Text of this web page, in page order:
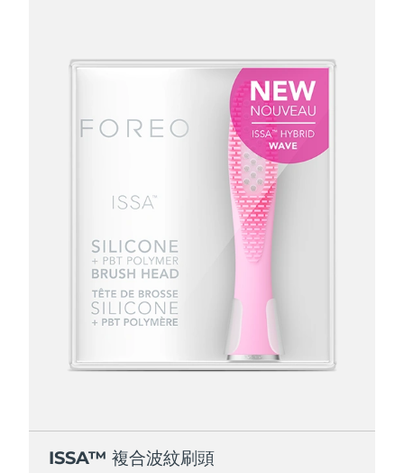
ISSA™ 複合波紋刷頭
ISSA™ 複合波紋刷頭
ISSA™ 複合波紋刷頭
ISSA™ 複合波紋刷頭
ISSA™ 複合波紋刷頭